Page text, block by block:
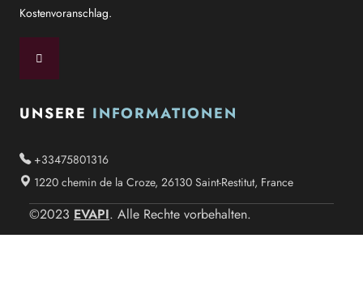
Kostenvoranschlag.
UNSERE INFORMATIONEN
+33475801316
1220 chemin de la Croze, 26130 Saint-Restitut, France
©2023 EVAPI. Alle Rechte vorbehalten.